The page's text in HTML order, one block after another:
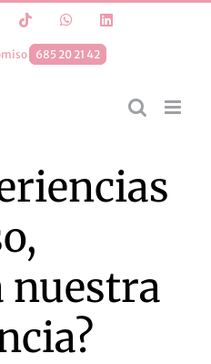
Tiktok WhatsApp
685 20 21 42
nuestra